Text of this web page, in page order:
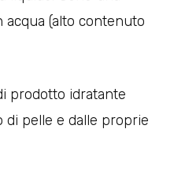
(alto contenuto
prodotto idratante
pelle e dalle proprie